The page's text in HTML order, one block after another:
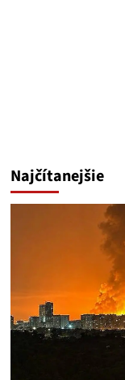
Najčítanejšie